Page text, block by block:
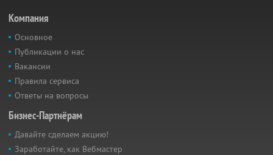
Компания
Основное
Публикации о нас
Вакансии
Правила сервиса
Ответы на вопросы
Бизнес-Партнёрам
Давайте сделаем акцию!
Заработайте, как Вебмастер